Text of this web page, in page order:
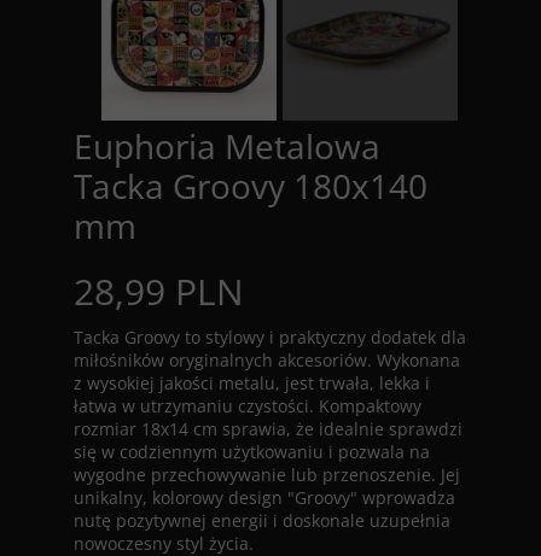
Tacka Groovy to stylowy i praktyczny dodatek dla
miłośników oryginalnych akcesoriów. Wykonana
z wysokiej jakości metalu, jest trwała, lekka i
łatwa w utrzymaniu czystości. Kompaktowy
rozmiar 18x14 cm sprawia, że idealnie sprawdzi
się w codziennym użytkowaniu i pozwala na
wygodne przechowywanie lub przenoszenie. Jej
unikalny, kolorowy design "Groovy" wprowadza
nutę pozytywnej energii i doskonale uzupełnia
nowoczesny styl życia.
28,99 PLN
Euphoria Metalowa
Tacka Groovy 180x140
mm